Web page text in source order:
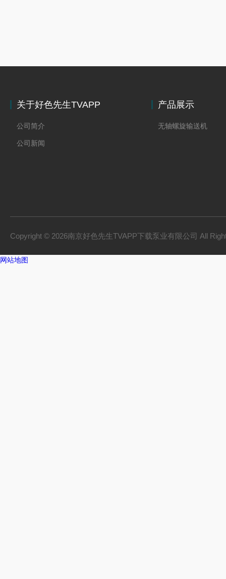
关于好色先生TVAPP
公司简介
公司新闻
产品展示
无轴螺旋输送机
Copyright © 2026南京好色先生TVAPP下载泵业有限公司 All
网站地图